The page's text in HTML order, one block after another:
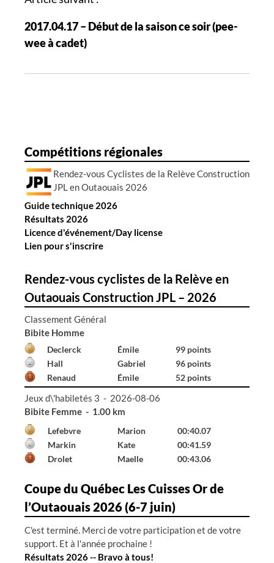
i
o
d
r
t
c
l
e
s
2017.04.17 – Début de la saison ce soir (pee-
wee à cadet)
Compétitions régionales
Rendez-vous Cyclistes de la Relève Construction
JPL en Outaouais 2026
Guide technique 2026
Résultats 2026
Licence d'événement/Day license
Lien pour s'inscrire
Rendez-vous cyclistes de la Relève en
Outaouais Construction JPL – 2026
Classement Général
Bibite Homme
Declerck Émile
99 points
Hall
Gabriel
96 points
Renaud
Émile 52 points
Jeux d\'habiletés 3 - 2026-08-06
Bibite Femme - 1.00 km
Lefebvre Marion
00:40.07
Markin
Kate
00:41.59
Drolet
Maelle 00:43.06
Coupe du Québec Les Cuisses Or de
l’Outaouais 2026 (6-7 juin)
C'est terminé. Merci de votre participation et de votre
support. Et à l'année prochaine !
Résultats 2026 -- Bravo à tous!